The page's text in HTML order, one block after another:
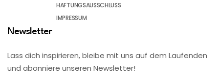
HAFTUNGSAUSSCHLUSS
IMPRESSUM
Newsletter
Lass dich inspirieren, bleibe mit uns auf dem Laufenden
und abonniere unseren Newsletter!